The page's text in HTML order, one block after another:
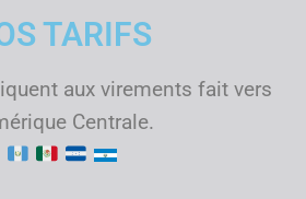
TARIFS
aux virements fait vers
Centrale.